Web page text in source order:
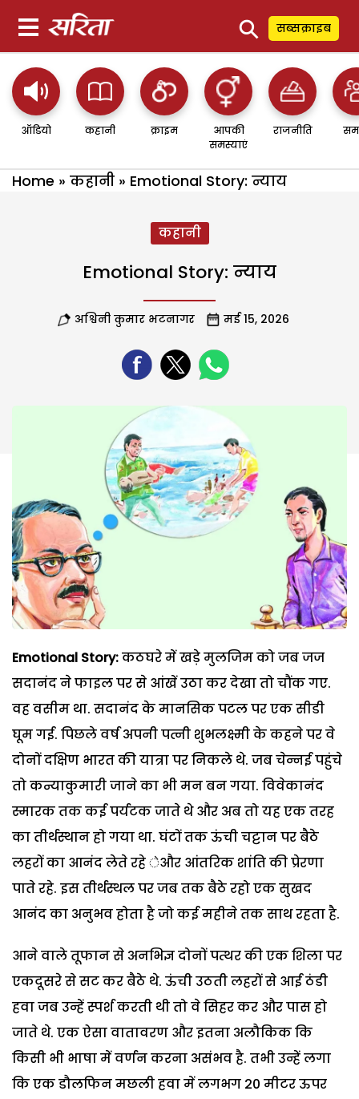
⚲ सब्सक्राइब
ऑडियो कहानी क्राइम
आपकी
समस्याएं
राजनीति
Home » कहानी » Emotional Story: न्याय
कहानी
Emotional Story: न्याय
अश्विनी कुमार भटनागर मई 15, 2026
Emotional Story:कठघरे में खड़े मुलजिम को जब जज
सदानंद ने फाइल पर से आंखें उठा कर देखा तो चौंक गए.
वह वसीम था. सदानंद के मानसिक पटल पर एक सीडी
घूम गई. पिछले वर्ष अपनी पत्नी शुभलक्ष्मी के कहने पर वे
दोनों दक्षिण भारत की यात्रा पर निकले थे. जब चेन्नई पहुंचे
तो कन्याकुमारी जाने का भी मन बन गया. विवेकानंद
स्मारक तक कई पर्यटक जाते थे और अब तो यह एक तरह
का तीर्थस्थान हो गया था. घंटों तक ऊंची चट्टान पर बैठे
लहरों का आनंद लेते रहे ेऔर आंतरिक शांति की प्रेरणा
पाते रहे. इस तीर्थस्थल पर जब तक बैठे रहो एक सुखद
आनंद का अनुभव होता है जो कई महीने तक साथ रहता है.
आने वाले तूफान से अनभिज्ञ दोनों पत्थर की एक शिला पर
एकदूसरे से सट कर बैठे थे. ऊंची उठती लहरों से आई ठंडी
हवा जब उन्हें स्पर्श करती थी तो वे सिहर कर और पास हो
जाते थे. एक ऐसा वातावरण और इतना अलौकिक कि
किसी भी भाषा में वर्णन करना असंभव है. तभी उन्हें लगा
कि एक डौलफिन मछली हवा में लगभग 20 मीटर ऊपर